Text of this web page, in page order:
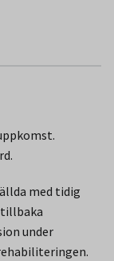
med tidig
under